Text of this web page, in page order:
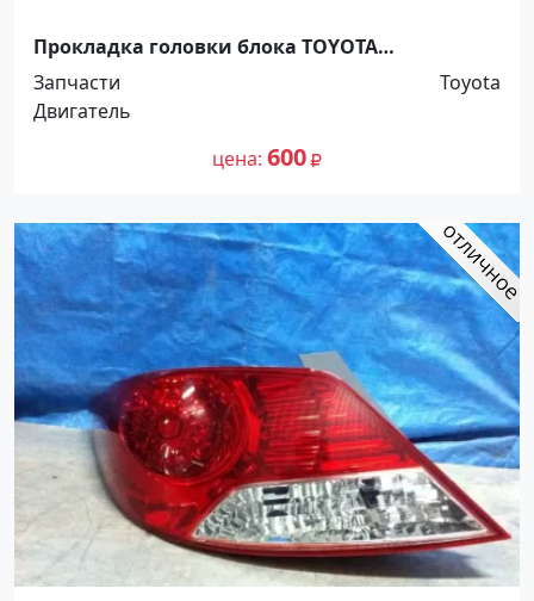
Прокладка головки блока TOYOTA
MARK2,CHASER,CRESTA 1,2JZGE 99- Краснодар
Запчасти
Toyota
Двигатель
цена 600